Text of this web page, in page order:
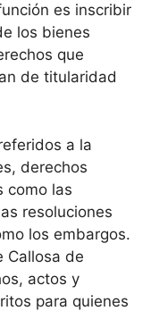
es inscribir
los bienes
que
de titularidad
a la
derechos
como las
resoluciones
los embargos.
Callosa de
actos y
para quienes